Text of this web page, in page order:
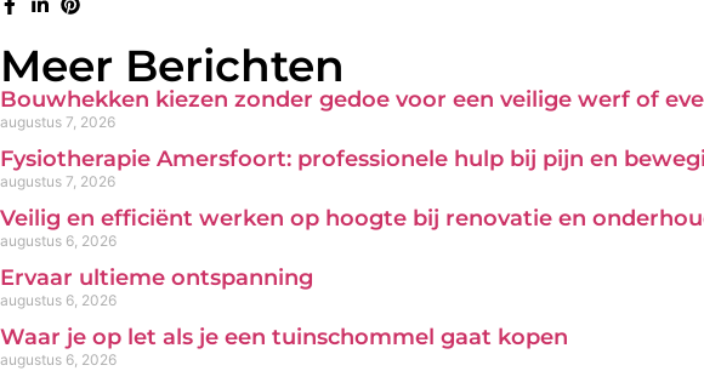
Meer Berichten
Bouwhekken kiezen zonder gedoe voor een veilige werf of
augustus 7, 2026
Fysiotherapie Amersfoort: professionele hulp bij pijn en
augustus 7, 2026
Veilig en efficiënt werken op hoogte bij renovatie en
augustus 6, 2026
Ervaar ultieme ontspanning
augustus 6, 2026
Waar je op let als je een tuinschommel gaat kopen
augustus 6, 2026